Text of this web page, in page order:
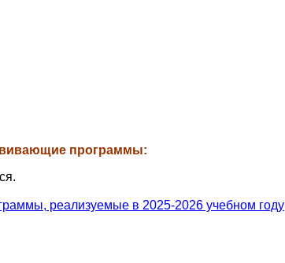
программы:
реализуемые в 2025-2026 учебном году